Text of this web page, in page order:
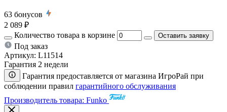
63 бонусов
2 089 ₽
Количество товара в корзине
Оставить заявку
Под заказ
Артикул: L11514
Гарантия 2 недели
Гарантия предоставляется от магазина ИгроРай при
соблюдении правил гарантийного обслуживания
Производитель товара: Funko